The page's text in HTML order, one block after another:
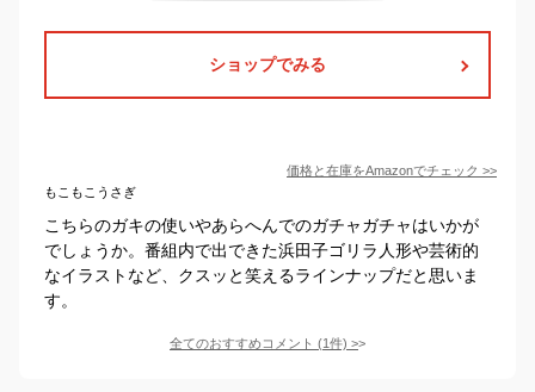
ショップでみる
価格と在庫をAmazonでチェック >>
もこもこうさぎ
こちらのガキの使いやあらへんでのガチャガチャはいかが
でしょうか。番組内で出できた浜田子ゴリラ人形や芸術的
なイラストなど、クスッと笑えるラインナップだと思いま
す。
全てのおすすめコメント (1件) >